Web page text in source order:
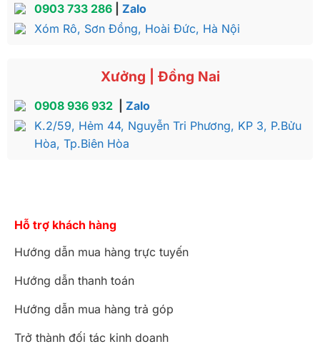
0903 733 286| Zalo
Xóm Rô, Sơn Đồng, Hoài Đức, Hà Nội
Xưởng | Đồng Nai
0908 936 932
Zalo
K.2/59, Hẻm 44, Nguyễn Tri Phương, KP 3, P.Bửu
Hòa, Tp.Biên Hòa
Hỗ trợ khách hàng
Hướng dẫn mua hàng trực tuyến
Hướng dẫn thanh toán
Hướng dẫn mua hàng trả góp
Trở thành đối tác kinh doanh